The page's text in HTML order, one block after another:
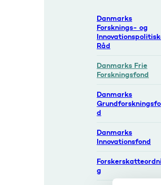
Danmarks
Forsknings- og
Råd
Danmarks Frie
Forskningsfond
Danmarks
d
Danmarks
Innovationsfond
g